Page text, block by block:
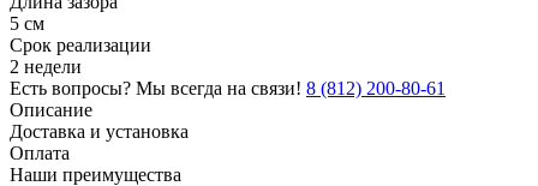
5 см
Срок реализации
2 недели
Есть вопросы? Мы всегда на связи! 8 (812) 200-80-61
Описание
Доставка и установка
Оплата
Наши преимущества